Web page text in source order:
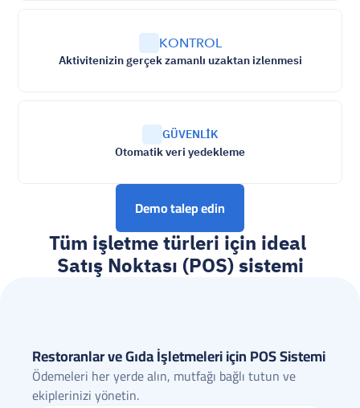
KONTROL
Aktivitenizin gerçek zamanlı uzaktan izlenmesi
GÜVENLİK
Otomatik veri yedekleme
Demo talep edin
Tüm işletme türleri için ideal
Satış Noktası (POS) sistemi
Restoranlar ve Gıda İşletmeleri için POS Sistemi
Ödemeleri her yerde alın, mutfağı bağlı tutun ve
ekiplerinizi yönetin.